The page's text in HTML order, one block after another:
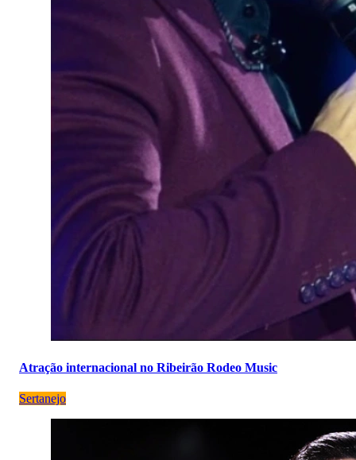
Atração internacional no Ribeirão Rodeo Music
Sertanejo